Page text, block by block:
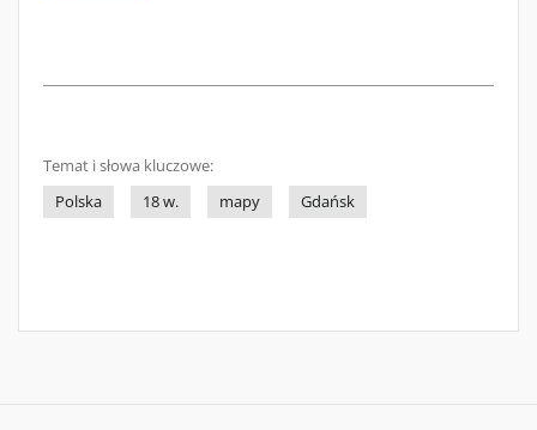
Temat i słowa kluczowe:
Polska
18 w. mapy Gdańsk